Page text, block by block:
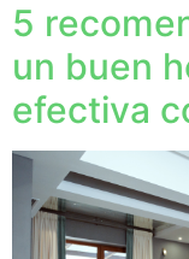
5
un buen
efectiva